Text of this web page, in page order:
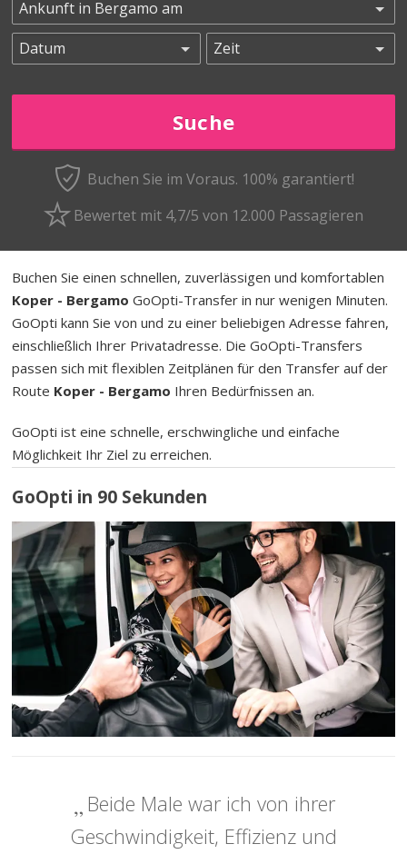
Buchen Sie im Voraus. 100% garantiert!
Bewertet mit 4,7/5 von 12.000 Passagieren
Buchen Sie einen schnellen, zuverlässigen und komfortablen
Koper - Bergamo GoOpti-Transfer in nur wenigen Minuten.
GoOpti kann Sie von und zu einer beliebigen Adresse fahren,
einschließlich Ihrer Privatadresse. Die GoOpti-Transfers
passen sich mit flexiblen Zeitplänen für den Transfer auf der
Route Koper - Bergamo Ihren Bedürfnissen an.
GoOpti ist eine schnelle, erschwingliche und einfache
Möglichkeit Ihr Ziel zu erreichen.
GoOpti in 90 Sekunden
Beide Male war ich von ihrer
Geschwindigkeit, Effizienz und